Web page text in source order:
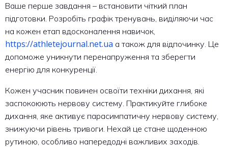
Ваше перше завдання – встановити чіткий план
підготовки. Розробіть графік тренувань, виділяючи час
на кожен етап вдосконалення навичок,
https://athletejournal.net.ua а також для відпочинку. Це
допоможе уникнути перенапруження та зберегти
енергію для конкуренції.
Кожен учасник повинен освоїти техніки дихання, які
заспокоюють нервову систему. Практикуйте глибоке
дихання, яке активує парасимпатичну нервову систему,
знижуючи рівень тривоги. Нехай це стане щоденною
рутиною, особливо напередодні важливих заходів.